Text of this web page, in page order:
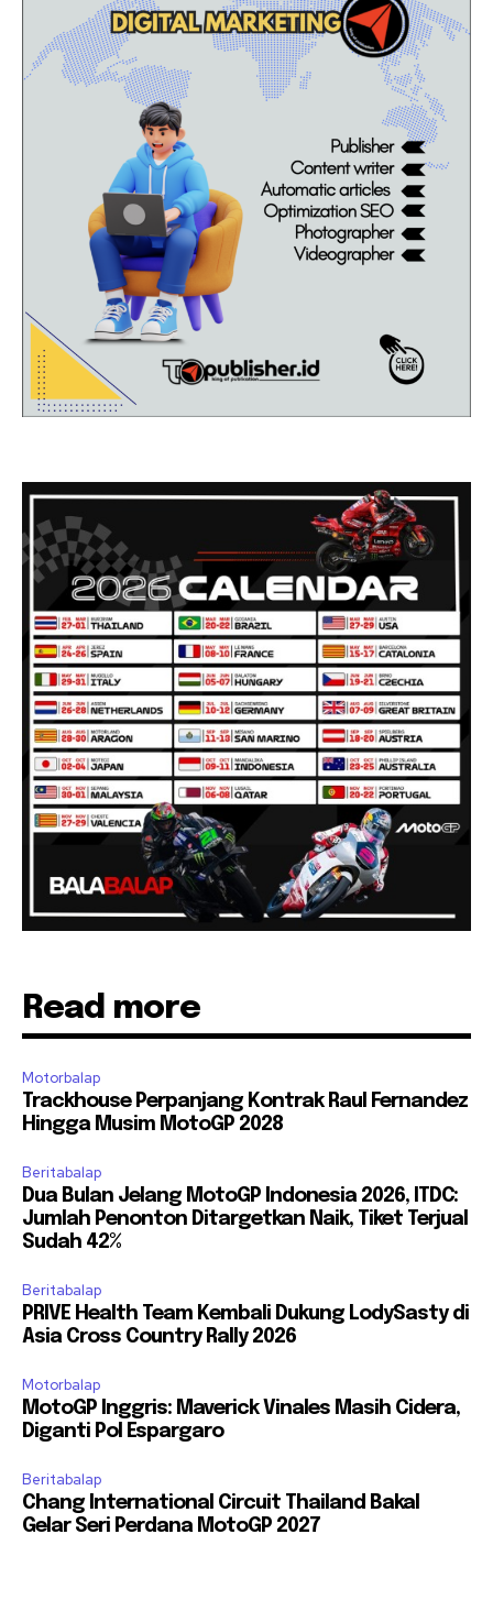
Read more
Motorbalap
Trackhouse Perpanjang Kontrak Raul Fernandez
Hingga Musim MotoGP 2028
Beritabalap
Dua Bulan Jelang MotoGP Indonesia 2026, ITDC:
Jumlah Penonton Ditargetkan Naik, Tiket Terjual
Sudah 42%
Beritabalap
PRIVE Health Team Kembali Dukung LodySasty di
Asia Cross Country Rally 2026
Motorbalap
MotoGP Inggris: Maverick Vinales Masih Cidera,
Diganti Pol Espargaro
Beritabalap
Chang International Circuit Thailand Bakal
Gelar Seri Perdana MotoGP 2027